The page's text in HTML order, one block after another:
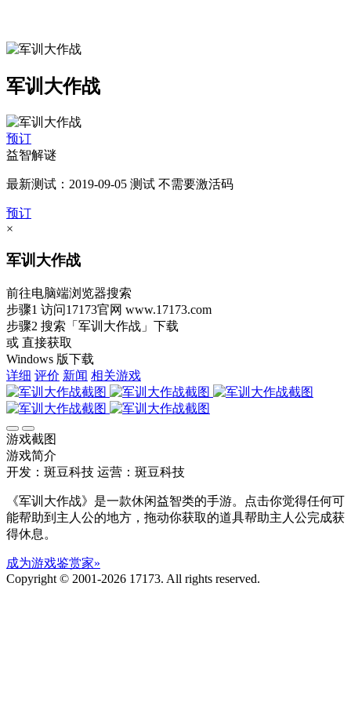
军训大作战
预订
益智解谜
最新测试：2019-09-05 测试 不需要激活码
预订
×
军训大作战
前往电脑端浏览器搜索
步骤1 访问17173官网 www.17173.com
步骤2 搜索 「军训大作战」 下载
或 直接获取
Windows 版下载
详细 评价 新闻 相关游戏
游戏截图
游戏简介
开发：斑豆科技 运营：斑豆科技
《军训大作战》是一款休闲益智类的手游。点击你觉得任何可
能帮助到主人公的地方，拖动你获取的道具帮助主人公完成获
得休息。
成为游戏鉴赏家»
Copyright © 2001-2026 17173. All rights reserved.